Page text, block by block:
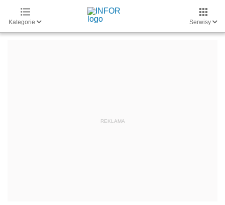
Kategorie Serwisy